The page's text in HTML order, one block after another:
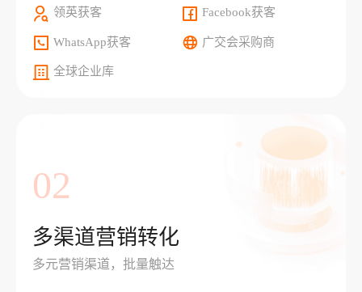
领英获客 Facebook获客
WhatsApp获客 广交会采购商
全球企业库
02
多渠道营销转化
多元营销渠道，批量触达